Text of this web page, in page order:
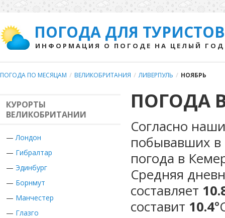
ПОГОДА ДЛЯ ТУРИСТОВ
ИНФОРМАЦИЯ О ПОГОДЕ НА ЦЕЛЫЙ ГОД
ПОГОДА ПО МЕСЯЦАМ / ВЕЛИКОБРИТАНИЯ / ЛИВЕРПУЛЬ / НОЯБРЬ
КУРОРТЫ
ВЕЛИКОБРИТАНИИ
—Лондон
— Гибралтар
— Эдинбург
— Борнмут
— Манчестер
— Глазго
ПОГОДА
Согласно
побывавших в
погода в
Средняя
составляет
составит 10.4